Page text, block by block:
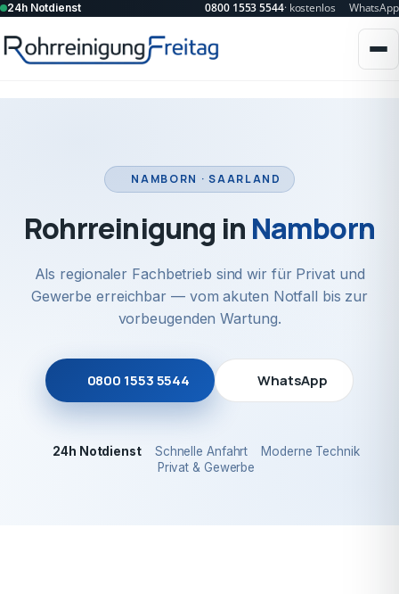
24h Notdienst 0800 1553 5544· kostenlos WhatsApp
NAMBORN · SAARLAND
Rohrreinigung in Namborn
Als regionaler Fachbetrieb sind wir für Privat und
Gewerbe erreichbar — vom akuten Notfall bis zur
vorbeugenden Wartung.
0800 1553 5544 WhatsApp
24h Notdienst Schnelle Anfahrt
Moderne Technik
Privat & Gewerbe